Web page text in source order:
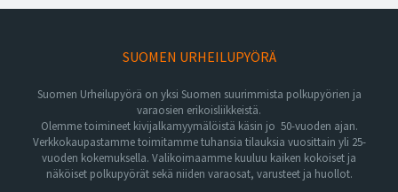
SUOMEN URHEILUPYÖRÄ
Suomen Urheilupyörä on yksi Suomen suurimmista polkupyörien ja
varaosien erikoisliikkeistä.
Olemme toimineet kivijalkamyymälöistä käsin jo 50-vuoden ajan.
Verkkokaupastamme toimitamme tuhansia tilauksia vuosittain yli 25-
vuoden kokemuksella. Valikoimaamme kuuluu kaiken kokoiset ja
näköiset polkupyörät sekä niiden varaosat, varusteet ja huollot.